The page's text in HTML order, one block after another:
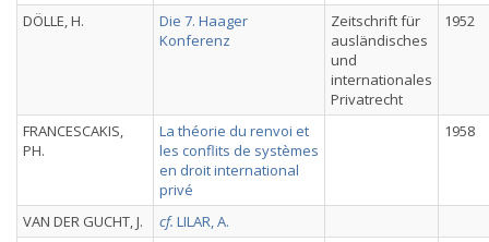
DÖLLE, H.
Die 7. Haager
Konferenz
Zeitschrift für
ausländisches
und
internationales
Privatrecht
1952
FRANCESCAKIS,
PH.
La théorie du renvoi et
les conflits de systèmes
en droit international
privé
1958
VAN DER GUCHT, J. cf. LILAR, A.